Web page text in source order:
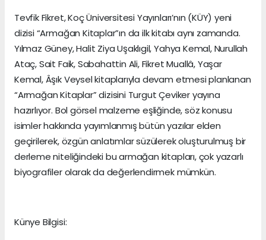
Tevfik Fikret, Koç Üniversitesi Yayınları’nın (KÜY) yeni
dizisi “Armağan Kitaplar”ın da ilk kitabı aynı zamanda.
Yılmaz Güney, Halit Ziya Uşaklıgil, Yahya Kemal, Nurullah
Ataç, Sait Faik, Sabahattin Ali, Fikret Muallâ, Yaşar
Kemal, Âşık Veysel kitaplarıyla devam etmesi planlanan
“Armağan Kitaplar” dizisini Turgut Çeviker yayına
hazırlıyor. Bol görsel malzeme eşliğinde, söz konusu
isimler hakkında yayımlanmış bütün yazılar elden
geçirilerek, özgün anlatımlar süzülerek oluşturulmuş bir
derleme niteliğindeki bu armağan kitapları, çok yazarlı
biyografiler olarak da değerlendirmek mümkün.
Künye Bilgisi: